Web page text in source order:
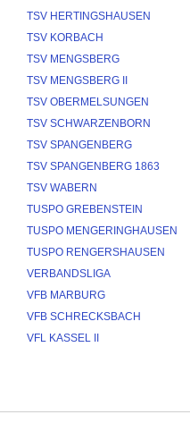
TSV HERTINGSHAUSEN
TSV KORBACH
TSV MENGSBERG
TSV MENGSBERG II
TSV OBERMELSUNGEN
TSV SCHWARZENBORN
TSV SPANGENBERG
TSV SPANGENBERG 1863
TSV WABERN
TUSPO GREBENSTEIN
TUSPO MENGERINGHAUSEN
TUSPO RENGERSHAUSEN
VERBANDSLIGA
VFB MARBURG
VFB SCHRECKSBACH
VFL KASSEL II